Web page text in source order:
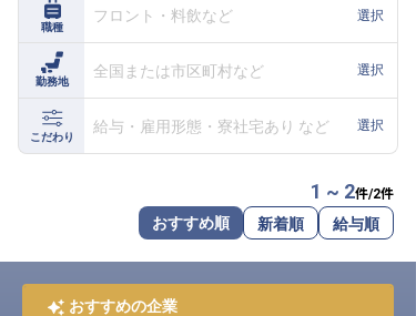
ご利用の流れ
よくある質問
ホテル・宿泊業界情報コラム
転職サポートに申し込む
採用をお考えの企業様へ
職種
フロント・料飲など 選択
勤務地
全国または市区町村など 選択
こだわり
給与・雇用形態・寮社宅あり など 選択
1 ~ 2件/2件
おすすめ順 新着順 給与順
おすすめの企業